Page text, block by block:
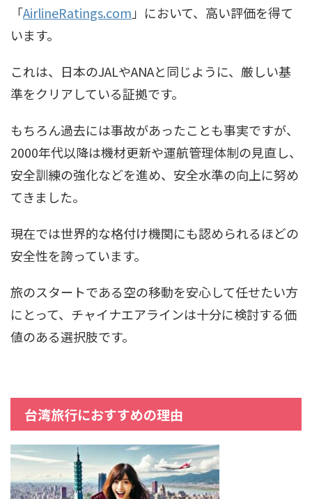
「AirlineRatings.com 」において、高い評価を得て
います。
これは、日本のJALやANAと同じように、厳しい基
準をクリアしている証拠です。
もちろん過去には事故があったことも事実ですが、
2000年代以降は機材更新や運航管理体制の見直し、
安全訓練の強化などを進め、安全水準の向上に努め
てきました。
現在では世界的な格付け機関にも認められるほどの
安全性を誇っています。
旅のスタートである空の移動を安心して任せたい方
にとって、チャイナエアラインは十分に検討する価
値のある選択肢です。
台湾旅行におすすめの理由